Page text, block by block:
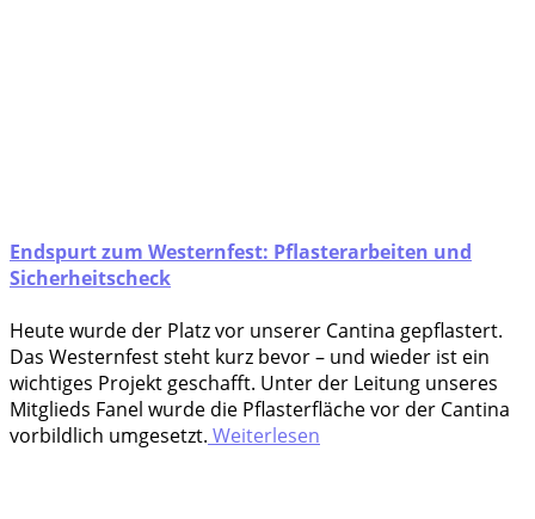
Endspurt zum Westernfest: Pflasterarbeiten und
Sicherheitscheck
Heu­te wur­de der Platz vor unse­rer Can­ti­na gepflastert.
Das Wes­tern­fest steht kurz bevor – und wie­der ist ein
wich­ti­ges Pro­jekt geschafft. Unter der Lei­tung unse­res
Mit­glieds Fanel wur­de die Pflas­ter­flä­che vor der Can­ti­na
vor­bild­lich umgesetzt. Weiterlesen